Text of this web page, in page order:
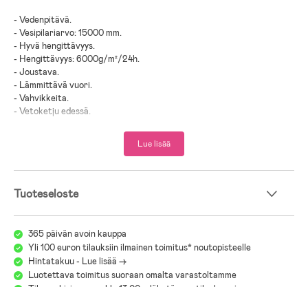
- Vedenpitävä.
- Vesipilariarvo: 15000 mm.
- Hyvä hengittävyys.
- Hengittävyys: 6000g/m²/24h.
- Joustava.
- Lämmittävä vuori.
- Vahvikkeita.
- Vetoketju edessä.
- Irrotettavat ja säädettävät jalkalenkit.
- Lumilukot.
- Heijastavia yksityiskohtia.
- Ympäristöystävällinen ja vettähylkivä Bionic Finish ECO -
pintakäsittely.
- Polyesteri, nailon, elastaani.
Lue lisää
Tuoteseloste
365 päivän avoin kauppa
Yli 100 euron tilauksiin ilmainen toimitus* noutopisteelle
Hintatakuu - Lue lisää ->
Luotettava toimitus suoraan omalta varastoltamme